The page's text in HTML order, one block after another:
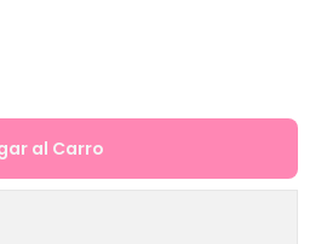
al Carro